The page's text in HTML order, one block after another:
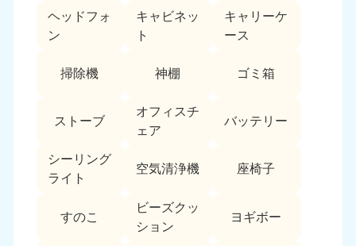
ヘッドフォ
ン
キャビネッ
ト
キャリーケ
ース
掃除機 神棚 ゴミ箱
ストーブ
オフィスチ
ェア
バッテリー
シーリング
ライト
空気清浄機 座椅子
すのこ
ビーズクッ
ション
ヨギボー
福島県
050-1881-5271
東京都
050-1881-5265
9:00〜19:00 年中無休
神奈川県
050-1881-5268
9:00〜19:00 年中無休
050-1881-5266
9:00〜19:00 年中無休